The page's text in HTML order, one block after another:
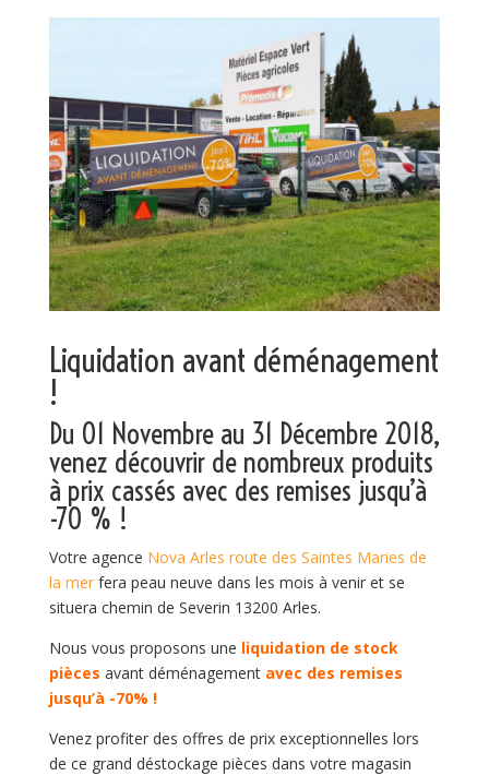
Liquidation avant déménagement
!
Du 01 Novembre au 31 Décembre 2018,
venez découvrir de nombreux produits
à prix cassés avec des remises jusqu’à
-70 % !
Votre agence Nova Arles route des Saintes Maries de
la merfera peau neuve dans les mois à venir et se
situera chemin de Severin 13200 Arles.
Nous vous proposons une liquidation de stock
pièces avant déménagementavec des remises
jusqu’à -70% !
Venez profiter des offres de prix exceptionnelles lors
de ce grand déstockage pièces dans votre magasin